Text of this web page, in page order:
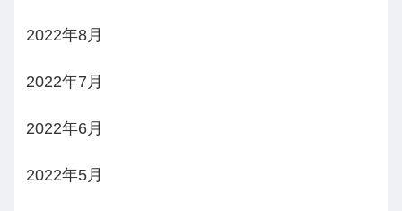
2022年8月
2022年7月
2022年6月
2022年5月